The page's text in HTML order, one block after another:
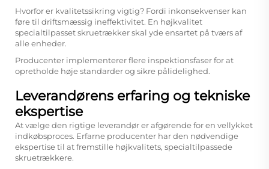
Hvorfor er kvalitetssikring vigtig? Fordi inkonsekvenser kan
føre til driftsmæssig ineffektivitet. En højkvalitet
specialtilpasset skruetrækker skal yde ensartet på tværs af
alle enheder.
Producenter implementerer flere inspektionsfaser for at
opretholde høje standarder og sikre pålidelighed.
Leverandørens erfaring og tekniske
ekspertise
At vælge den rigtige leverandør er afgørende for en vellykket
indkøbsproces. Erfarne producenter har den nødvendige
ekspertise til at fremstille højkvalitets, specialtilpassede
skruetrækkere.